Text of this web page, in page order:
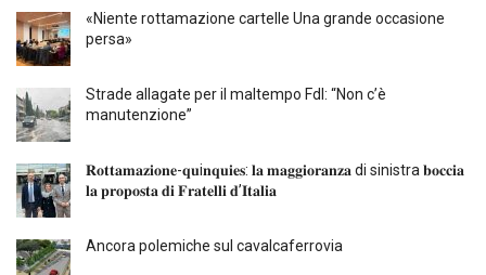
«Niente rottamazione cartelle Una grande occasione
persa»
Strade allagate per il maltempo FdI: “Non c’è
manutenzione”
𝐑𝐨𝐭𝐭𝐚𝐦𝐚𝐳𝐢𝐨𝐧𝐞-𝐪𝐮i𝐧𝐪𝐮𝐢𝐞𝐬: 𝐥𝐚 𝐦𝐚𝐠𝐠𝐢𝐨𝐫𝐚𝐧𝐳𝐚 di sinistra 𝐛𝐨𝐜𝐜𝐢𝐚
𝐥𝐚 𝐩𝐫𝐨𝐩𝐨𝐬𝐭𝐚 𝐝𝐢 𝐅𝐫𝐚𝐭𝐞𝐥𝐥𝐢 𝐝’𝐈𝐭𝐚𝐥𝐢𝐚
Ancora polemiche sul cavalcaferrovia